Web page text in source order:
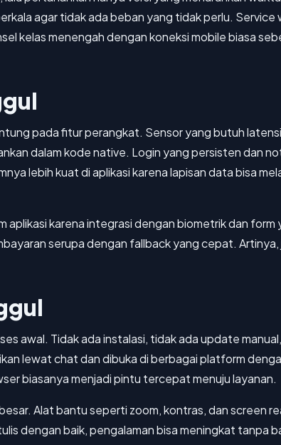
agar tidak ada beban yang tidak perlu. Service
kelas menengah dengan koneksi mobile biasa
pada fitur perangkat. Sensor yang butuh
dalam kode native. Login yang persisten dan
lebih kuat di aplikasi karena lapisan data bisa
aplikasi karena integrasi dengan biometrik dan
serupa dengan fallback yang cepat.
awal. Tidak ada instalasi, tidak ada update
lewat chat dan dibuka di berbagai platform
biasanya menjadi pintu tercepat menuju layanan.
Alat bantu seperti zoom, kontras, dan screen
dengan baik, pengalaman bisa meningkat tanpa